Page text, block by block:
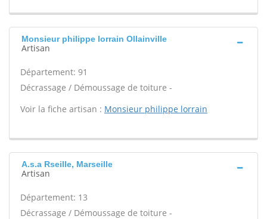
Monsieur philippe lorrain Ollainville
Artisan
Département: 91
Décrassage / Démoussage de toiture -
Voir la fiche artisan : Monsieur philippe lorrain
A.s.a Rseille, Marseille
Artisan
Département: 13
Décrassage / Démoussage de toiture -